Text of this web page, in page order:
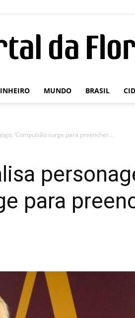
Portal
MUNDO BRASIL
‘Compulsão surge para preencher...
para